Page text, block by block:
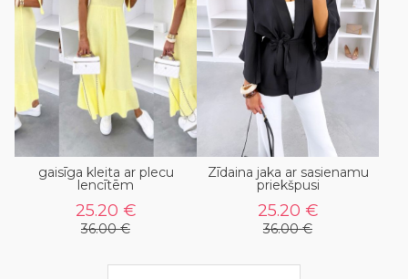
gaisīga kleita ar plecu
lencītēm
25.20 €
36.00 €
Zīdaina jaka ar sasienamu
priekšpusi
25.20 €
36.00 €